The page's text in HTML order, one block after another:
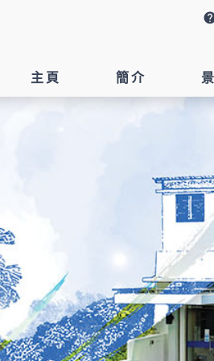
主頁 簡介